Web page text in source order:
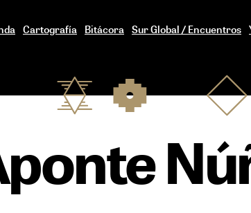
Cartografía Bitácora Sur Global / Encuentros